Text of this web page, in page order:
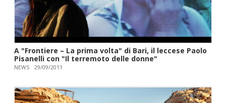
A "Frontiere – La prima volta" di Bari, il leccese Paolo
Pisanelli con "Il terremoto delle donne"
NEWS 29/09/2011